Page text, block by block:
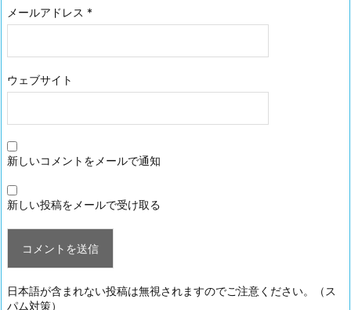
メールアドレス *
ウェブサイト
新しいコメントをメールで通知
新しい投稿をメールで受け取る
日本語が含まれない投稿は無視されますのでご注意ください。（ス
パム対策）